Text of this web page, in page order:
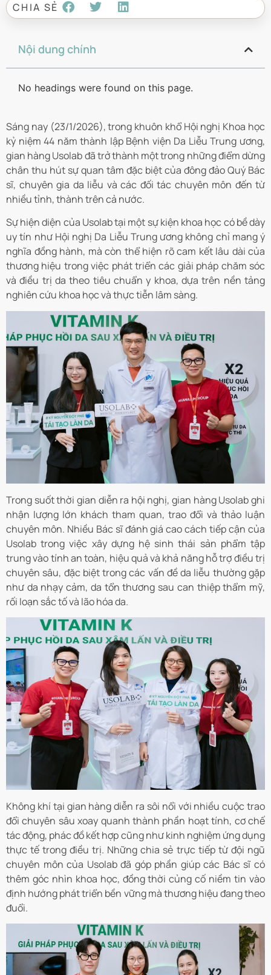
CHIA SẺ
Nội dung chính
No headings were found on this page.
Sáng nay (23/1/2026), trong khuôn khổ Hội nghị Khoa học
kỷ niệm 44 năm thành lập Bệnh viện Da Liễu Trung ương,
gian hàng Usolab đã trở thành một trong những điểm dừng
chân thu hút sự quan tâm đặc biệt của đông đảo Quý Bác
sĩ, chuyên gia da liễu và các đối tác chuyên môn đến từ
nhiều tỉnh, thành trên cả nước.
Sự hiện diện của Usolab tại một sự kiện khoa học có bề dày
uy tín như Hội nghị Da Liễu Trung ương không chỉ mang ý
nghĩa đồng hành, mà còn thể hiện rõ cam kết lâu dài của
thương hiệu trong việc phát triển các giải pháp chăm sóc
và điều trị da theo tiêu chuẩn y khoa, dựa trên nền tảng
nghiên cứu khoa học và thực tiễn lâm sàng.
Trong suốt thời gian diễn ra hội nghị, gian hàng Usolab ghi
nhận lượng lớn khách tham quan, trao đổi và thảo luận
chuyên môn. Nhiều Bác sĩ đánh giá cao cách tiếp cận của
Usolab trong việc xây dựng hệ sinh thái sản phẩm tập
trung vào tính an toàn, hiệu quả và khả năng hỗ trợ điều trị
chuyên sâu, đặc biệt trong các vấn đề da liễu thường gặp
như da nhạy cảm, da tổn thương sau can thiệp thẩm mỹ,
rối loạn sắc tố và lão hóa da.
Không khí tại gian hàng diễn ra sôi nổi với nhiều cuộc trao
đổi chuyên sâu xoay quanh thành phần hoạt tính, cơ chế
tác động, phác đồ kết hợp cũng như kinh nghiệm ứng dụng
thực tế trong điều trị. Những chia sẻ trực tiếp từ đội ngũ
chuyên môn của Usolab đã góp phần giúp các Bác sĩ có
thêm góc nhìn khoa học, đồng thời củng cố niềm tin vào
định hướng phát triển bền vững mà thương hiệu đang theo
đuổi.